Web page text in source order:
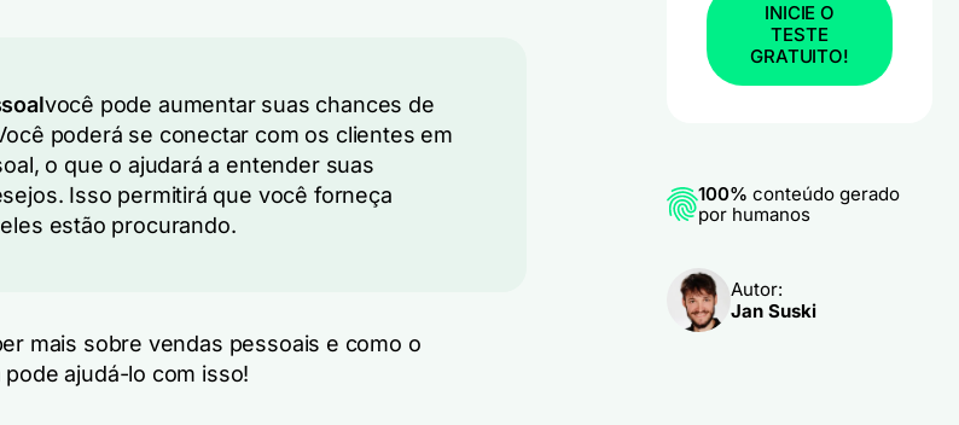
você pode aumentar suas chances de
poderá se conectar com os clientes em
o que o ajudará a entender suas
Isso permitirá que você forneça
estão procurando.
mais sobre vendas pessoais e como o
ajudá-lo com isso!
INICIE O
TESTE
GRATUITO!
100% conteúdo gerado
por humanos
Autor:
Jan Suski